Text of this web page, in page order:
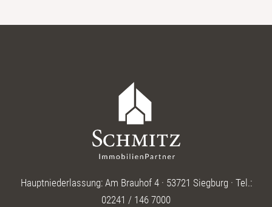
Hauptniederlassung: Am Brauhof 4 · 53721 Siegburg · Tel.:
02241 / 146 7000